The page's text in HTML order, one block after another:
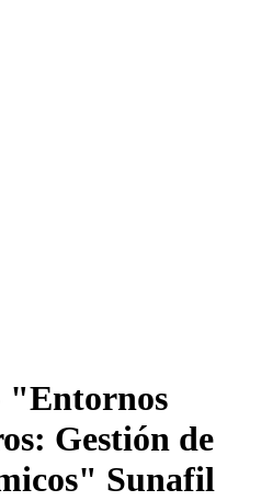
"Entornos
Gestión de
Sunafil